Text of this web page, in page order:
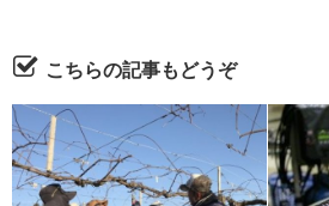
こちらの記事もどうぞ